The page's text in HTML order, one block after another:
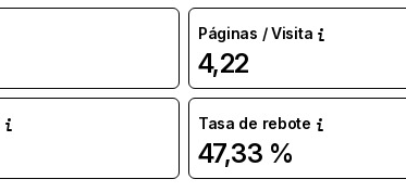
Páginas / Visita
4,22
Tasa de rebote
47,33 %